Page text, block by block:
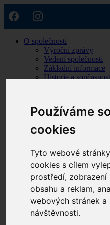
Používáme
cookies
Tyto webové
cookies s cílem
prostředí, zobrazení
obsahu a reklam,
webových stránek
návštěvnosti.
O společnosti
Výroční zprávy
Vedení společnosti
Základní informace
Historie a současnost
Etický kodex
Etický kodex
Zásady ochrany
Legislativa
Oznamovací
(Whistleblowing)
Teplo
Výroba a dodávka
Jak se stát
Smluvní dokumentace